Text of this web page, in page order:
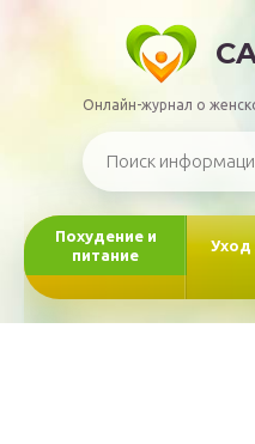
Онлайн-журнал о
Похудение и
питание
Уход